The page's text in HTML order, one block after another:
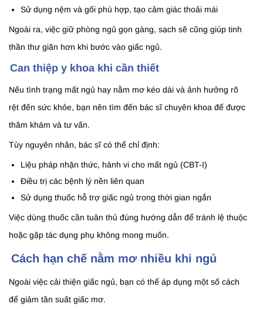
Sử dụng nệm và gối phù hợp, tạo cảm giác thoải mái
Ngoài ra, việc giữ phòng ngủ gọn gàng, sạch sẽ cũng giúp tinh
thần thư giãn hơn khi bước vào giấc ngủ.
Can thiệp y khoa khi cần thiết
Nếu tình trạng mất ngủ hay nằm mơ kéo dài và ảnh hưởng rõ
rệt đến sức khỏe, bạn nên tìm đến bác sĩ chuyên khoa để được
thăm khám và tư vấn.
Tùy nguyên nhân, bác sĩ có thể chỉ định:
Liệu pháp nhận thức, hành vi cho mất ngủ (CBT-I)
Điều trị các bệnh lý nền liên quan
Sử dụng thuốc hỗ trợ giấc ngủ trong thời gian ngắn
Việc dùng thuốc cần tuân thủ đúng hướng dẫn để tránh lệ thuộc
hoặc gặp tác dụng phụ không mong muốn.
Cách hạn chế nằm mơ nhiều khi ngủ
Ngoài việc cải thiện giấc ngủ, bạn có thể áp dụng một số cách
để giảm tần suất giấc mơ.